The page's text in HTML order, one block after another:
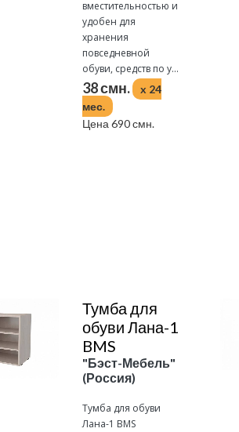
вместительностью и
удобен для
хранения
повседневной
обуви, средств по у...
38 смн.
x 24
мес.
Цена 690 смн.
Тумба для
обуви Лана-1
BMS
"Бэст-Мебель"
(Россия)
Тумба для обуви
Лана-1 BMS